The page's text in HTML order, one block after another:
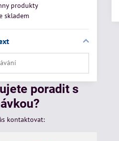
produkty
skladem
poradit s
kontaktovat: